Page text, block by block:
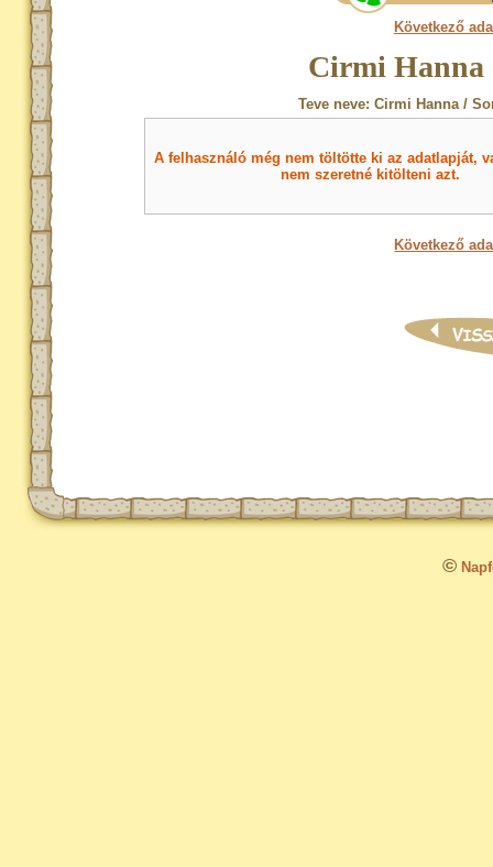
Következő
Cirmi Hanna
Teve neve: Cirmi Hanna /
A felhasználó még nem töltötte ki az adatlapját,
nem szeretné kitölteni azt.
Következő
©